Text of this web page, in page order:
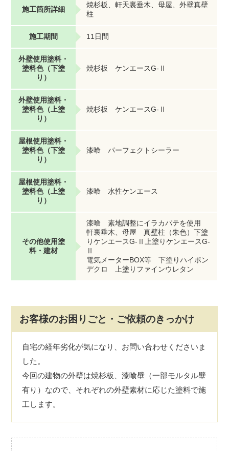
施工箇所詳細
焼杉板、軒天裏垂木、母屋、外壁真壁
柱
施工期間 11日間
外壁使用塗料・
塗料色（下塗
り）
焼杉板 ケンエースG-Ⅱ
外壁使用塗料・
塗料色（上塗
り）
焼杉板 ケンエースG-Ⅱ
屋根使用塗料・
塗料色（下塗
り）
漆喰 パーフェクトシーラー
屋根使用塗料・
塗料色（上塗
り）
漆喰 水性ケンエース
その他使用塗
料・建材
漆喰 素地調整にイラカパテを使用
軒裏垂木、母屋 真壁柱（朱色）下塗
りケンエースG-Ⅱ上塗りケンエースG-
Ⅱ
電気メーターBOX等 下塗りハイポン
デクロ 上塗りファインウレタン
お客様のお困りごと・ご依頼のきっかけ
自宅の経年劣化が気になり、お問い合わせくださいま
した。
今回の建物の外壁は焼杉板、漆喰壁（一部モルタル壁
有り）なので、それぞれの外壁素材に応じた塗料で施
工します。